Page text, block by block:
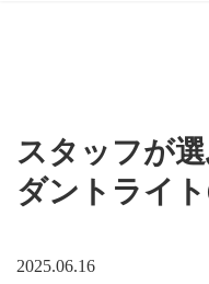
スタッフが
ダントライ
2025.06.16